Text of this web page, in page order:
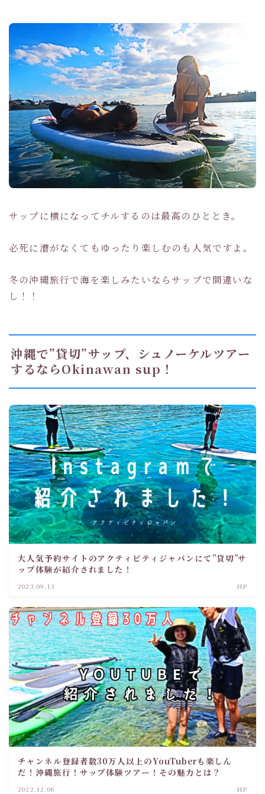
サップに横になってチルするのは最高のひととき。
必死に漕がなくてもゆったり楽しむのも人気ですよ。
冬の沖縄旅行で海を楽しみたいならサップで間違いな
し！！
沖縄で”貸切”サップ、シュノーケルツアー
するならOkinawan sup！
大人気予約サイトのアクティビティジャパンにて”貸切”サ
ップ体験が紹介されました！
2023.09.13 HP
チャンネル登録者数30万人以上のYouTuberも楽しん
だ！沖縄旅行！サップ体験ツアー！その魅力とは？
2022.12.06 HP